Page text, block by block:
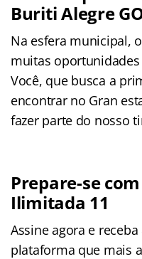
Buriti Alegre
Na esfera municipal,
muitas
Você, que busca a
encontrar no Gran
fazer parte do nosso
Prepare-se
Ilimitada 11
Assine agora e receba
plataforma que mais